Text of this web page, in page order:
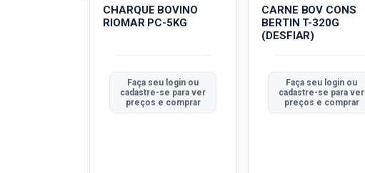
CHARQUE BOVINO
RIOMAR PC-5KG
Faça seu login ou
cadastre-se para ver
preços e comprar
CARNE BOV CONS
BERTIN T-320G
(DESFIAR)
Faça seu login ou
cadastre-se para ver
preços e comprar